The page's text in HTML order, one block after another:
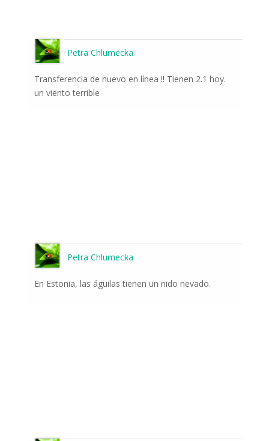
Petra Chlumecka
Transferencia de nuevo en línea !! Tienen 2.1 hoy.
un viento terrible
Petra Chlumecka
En Estonia, las águilas tienen un nido nevado.